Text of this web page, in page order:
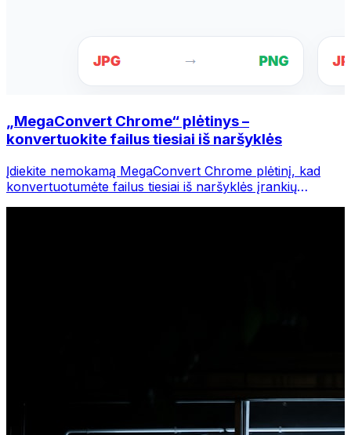
„MegaConvert Chrome“ plėtinys –
konvertuokite failus tiesiai iš naršyklės
Įdiekite nemokamą MegaConvert Chrome plėtinį, kad
konvertuotumėte failus tiesiai iš naršyklės įrankių